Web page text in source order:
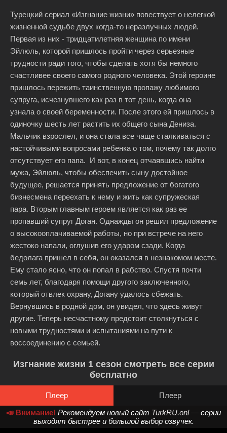
Турецкий сериал «Изгнание жизни» повествует о нелегкой
жизненной судьбе двух когда-то неразлучных людей.
Первая из них - тридцатилетняя женщина по имени
Эйлюль, которой пришлось пройти через серьезные
трудности ради того, чтобы сделать хотя бы немного
счастливее своего самого родного человека. Этой героине
пришлось пережить таинственную пропажу любимого
супруга, исчезнувшего как раз в тот день, когда она
узнала о своей беременности. После этого ей пришлось в
одиночку шесть лет растить их общего сына Дениза.
Мальчик взрослел, и она стала все чаще сталкиваться с
настойчивыми вопросами ребенка о том, почему так долго
отсутствует его папа. И вот, в конец отчаявшись найти
мужа, Эйлюль, чтобы обеспечить сыну достойное
будущее, решается принять предложение от богатого
бизнесмена переехать к нему и жить как супружеская
пара. Вторым главным героем является как раз ее
пропавший супруг Доган. Однажды он решил предложение
о высокооплачиваемой работы, но при встрече на него
жестоко напали, оглушив его ударом сзади. Когда
бедолага пришел в себя, он оказался в незнакомом месте.
Ему стало ясно, что он попал в рабство. Спустя почти
семь лет, благодаря помощи другого заключенного,
который отвлек охрану, Догану удалось сбежать.
Вернувшись в родной дом, он увидел, что здесь живут
другие. Теперь несчастному предстоит столкнуться с
новыми трудностями и испытаниями на пути к
воссоединению с семьей.
Изгнание жизни 1 сезон смотреть все серии
бесплатно
Плеер
Плеер
📣 Внимание! Рекомендуем новый сайт TurkRU.onl— серии
выходят быстрее и большой выбор озвучек.